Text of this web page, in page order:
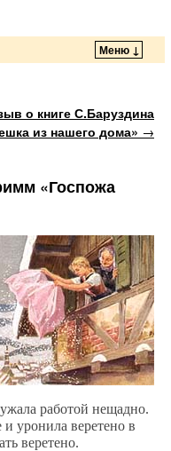
Меню ↓
о книге С.Баруздина
из нашего дома» →
«Госпожа
работой нещадно.
уронила веретено в
веретено.